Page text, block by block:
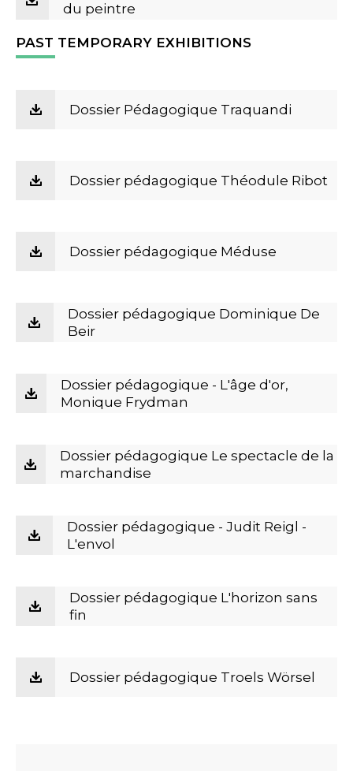
du peintre
PAST TEMPORARY EXHIBITIONS
Dossier Pédagogique Traquandi
Dossier pédagogique Théodule Ribot
Dossier pédagogique Méduse
Dossier pédagogique Dominique De
Beir
Dossier pédagogique - L'âge d'or,
Monique Frydman
Dossier pédagogique Le spectacle de la
marchandise
Dossier pédagogique - Judit Reigl -
L'envol
Dossier pédagogique L'horizon sans
fin
Dossier pédagogique Troels Wörsel